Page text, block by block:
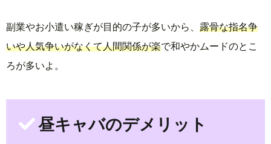
副業やお小遣い稼ぎが目的の子が多いから、 露骨な指名争
いや人気争いがなくて人間関係が楽で和やかムードのとこ
ろが多いよ。
昼キャバのデメリット